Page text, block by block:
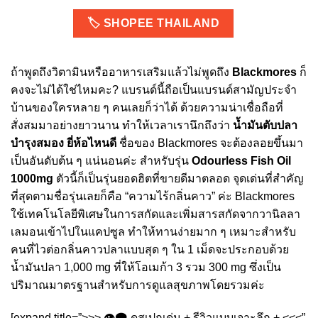
🏷️ SHOPEE THAILAND
ถ้าพูดถึงวิตามินหรืออาหารเสริมแล้วไม่พูดถึง Blackmores ก็
คงจะไม่ได้ใช่ไหมคะ? แบรนด์นี้ถือเป็นแบรนด์สามัญประจำ
บ้านของใครหลาย ๆ คนเลยก็ว่าได้ ด้วยความน่าเชื่อถือที่
สั่งสมมาอย่างยาวนาน ทำให้เวลาเรานึกถึงว่า น้ำมันตับปลา
บํารุงสมอง ยี่ห้อไหนดี ชื่อของ Blackmores จะต้องลอยขึ้นมา
เป็นอันดับต้น ๆ แน่นอนค่ะ สำหรับรุ่น Odourless Fish Oil
1000mg ตัวนี้ก็เป็นรุ่นยอดฮิตที่ขายดีมาตลอด จุดเด่นที่สำคัญ
ที่สุดตามชื่อรุ่นเลยก็คือ “ความไร้กลิ่นคาว” ค่ะ Blackmores
ใช้เทคโนโลยีพิเศษในการสกัดและเพิ่มสารสกัดจากวานิลลา
เลมอนเข้าไปในแคปซูล ทำให้ทานง่ายมาก ๆ เหมาะสำหรับ
คนที่ไวต่อกลิ่นคาวปลาแบบสุด ๆ ใน 1 เม็ดจะประกอบด้วย
น้ำมันปลา 1,000 mg ที่ให้โอเมก้า 3 รวม 300 mg ซึ่งเป็น
ปริมาณมาตรฐานสำหรับการดูแลสุขภาพโดยรวมค่ะ